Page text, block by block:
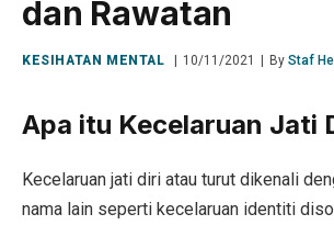
dan Rawatan
KESIHATAN MENTAL 10/11/2021 By Staf
Apa itu Kecelaruan Jati
Kecelaruan jati diri atau turut dikenali
nama lain seperti kecelaruan identiti